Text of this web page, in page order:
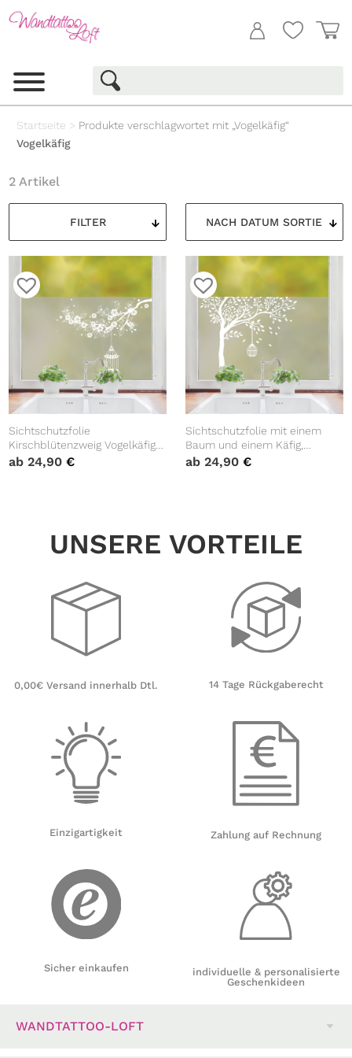
Startseite > Produkte verschlagwortet mit „Vogelkäfig“
Vogelkäfig
FILTER
2 Artikel
Sichtschutzfolie
Kirschblütenzweig Vogelkäfig
Fensterfolie Fensterdeko
ab24,90€
Sichtschutzfolie mit einem
Baum und einem Käfig,
Fensterfolie, Fensterdeko
ab 24,90 €
UNSERE VORTEILE
0,00€ Versand innerhalb Dtl.
Einzigartigkeit
Sicher einkaufen
14 Tage Rückgaberecht
Zahlung auf Rechnung
individuelle & personalisierte
Geschenkideen
WANDTATTOO-LOFT